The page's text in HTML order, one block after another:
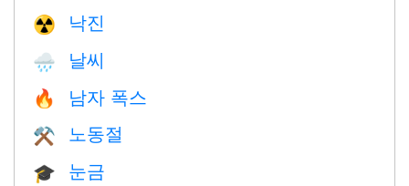
☢️ 낙진
🌧 날씨
🔥 남자 폭스
⚒️ 노동절
🎓 눈금